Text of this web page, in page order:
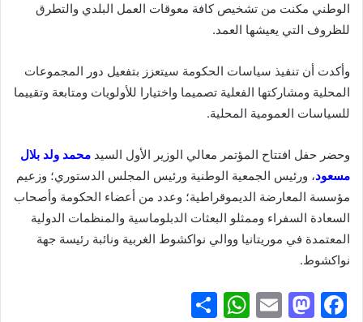
الوطني مكنت من تشخيص كافة معوقات العمل البلدي والتطرق
للظروف التي يعيشها العمد.
وأكدت أن تنفيذ سياسات الحكومة سيتعزز بتفعيل دور المجموعات
المحلية ومشاركتها الفعلية تصميما واختيارا للأولويات ومتابعة وتقييما
للسياسات العمومية المحلية.
وحضر حفل افتتاح المؤتمر معالي الوزير الأول السيد محمد ولد بلال
مسعود، ورئيس الجمعية الوطنية ورئيس المجلس الدستوري؛ وزعيم
مؤسسة المعارضة الديموقراطية؛ وعدد من أعضاء الحكومة وأصحاب
السعادة السفراء وممثلو البعثات الدبلوماسية والمنظمات الدولية
المعتمدة في موريتانيا ووالي نواكشوط الغربية ونائبة رئيسة جهة
نواكشوط.
F
M
E
W